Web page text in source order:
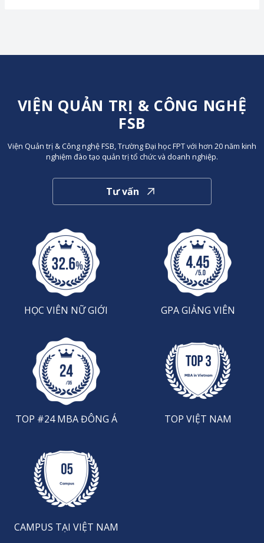
VIỆN QUẢN TRỊ & CÔNG NGHỆ
FSB
Viện Quản trị & Công nghệ FSB, Trường Đại học FPT với hơn 20 năm kinh
nghiệm đào tạo quản trị tổ chức và doanh nghiệp.
Tư vấn
HỌC VIÊN NỮ GIỚI GPA GIẢNG VIÊN
TOP #24 MBA ĐÔNG Á TOP VIỆT NAM
CAMPUS TẠI VIỆT NAM